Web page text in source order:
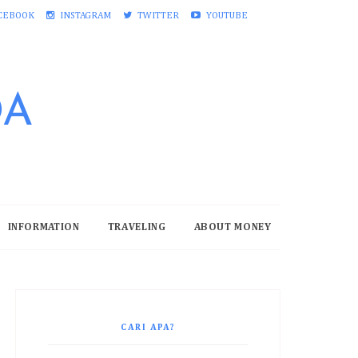
INSTAGRAM TWITTER YOUTUBE
INFORMATION TRAVELING ABOUT MONEY
CARI APA?